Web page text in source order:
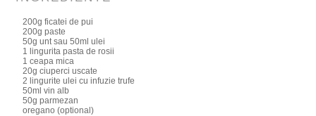
200g ficatei de pui
200g paste
50g unt sau 50ml ulei
1 lingurita pasta de rosii
1 ceapa mica
20g ciuperci uscate
2 lingurite ulei cu infuzie trufe
50ml vin alb
50g parmezan
oregano (optional)